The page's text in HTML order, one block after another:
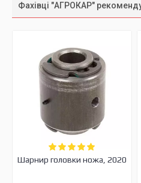
Фахівці "АГРОКАР"
Шарнир головки ножа, 2020